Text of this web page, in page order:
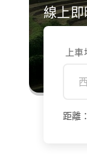
線上
上
距離 ：